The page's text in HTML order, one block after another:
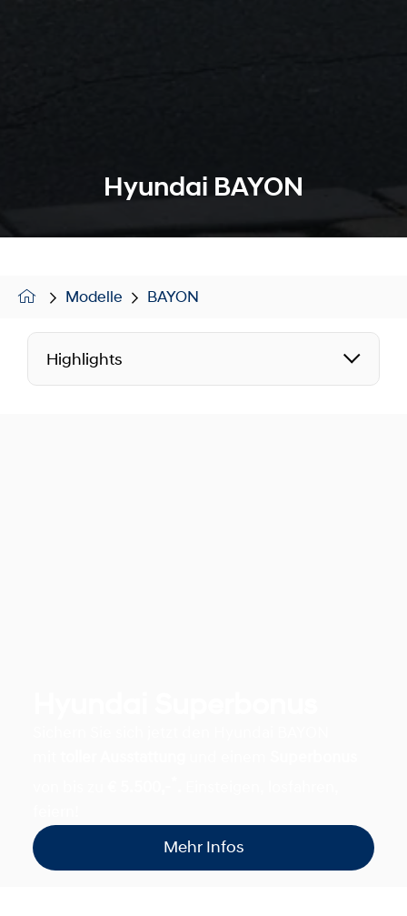
Hyundai BAYON
Modelle BAYON
Highlights
Mehr Infos